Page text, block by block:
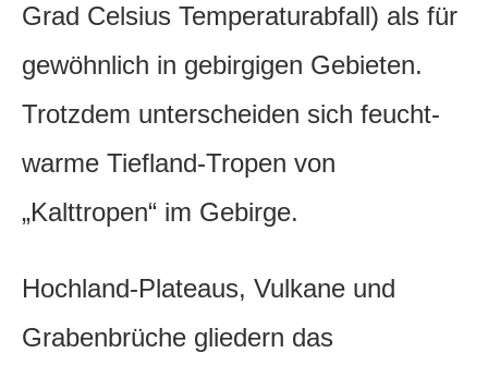
Grad Celsius Temperaturabfall) als für
gewöhnlich in gebirgigen Gebieten.
Trotzdem unterscheiden sich feucht-
warme Tiefland-Tropen von
„Kalttropen“ im Gebirge.
Hochland-Plateaus, Vulkane und
Grabenbrüche gliedern das